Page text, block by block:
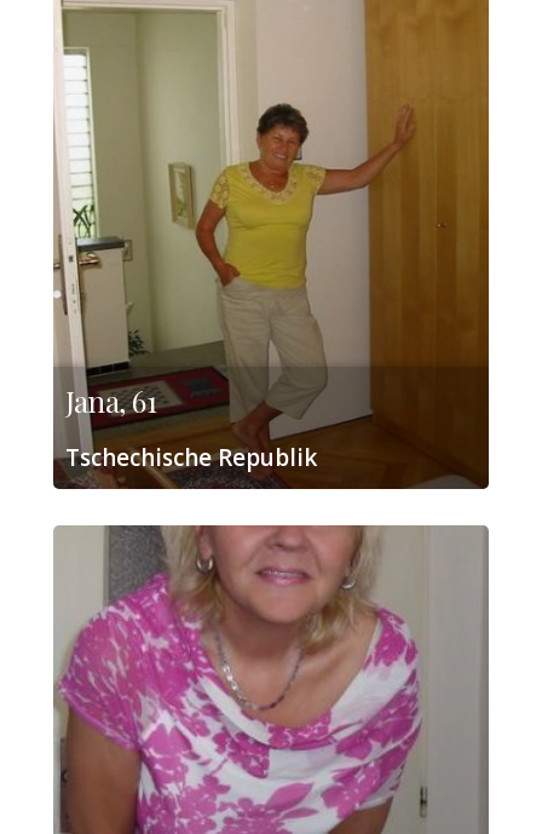
Jana, 61
Tschechische Republik